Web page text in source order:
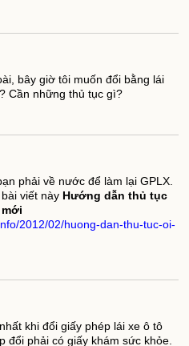
bây giờ tôi muốn đổi bằng lái
Cần những thủ tục gì?
phải về nước để làm lại GPLX.
viết này Hướng dẫn thủ tục
2012/02/huong-dan-thu-tuc-oi-
khi đổi giấy phép lái xe ô tô
đổi phải có giấy khám sức khỏe.